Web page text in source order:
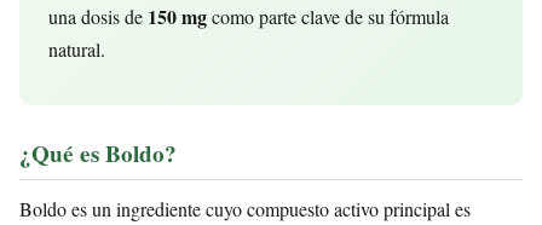
una dosis de 150 mgcomo parte clave de su fórmula
natural.
¿Qué es Boldo?
Boldo es un ingrediente cuyo compuesto activo principal es